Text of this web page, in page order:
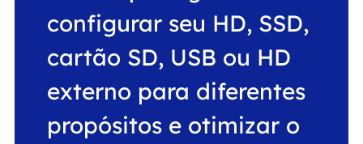
configurar seu HD, SSD,
cartão SD, USB ou HD
externo para diferentes
propósitos e otimizar o